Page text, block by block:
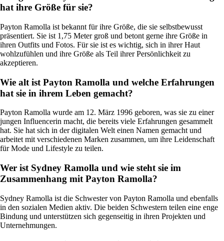
hat ihre Größe für sie?
Payton Ramolla ist bekannt für ihre Größe, die sie selbstbewusst
präsentiert. Sie ist 1,75 Meter groß und betont gerne ihre Größe in
ihren Outfits und Fotos. Für sie ist es wichtig, sich in ihrer Haut
wohlzufühlen und ihre Größe als Teil ihrer Persönlichkeit zu
akzeptieren.
Wie alt ist Payton Ramolla und welche Erfahrungen
hat sie in ihrem Leben gemacht?
Payton Ramolla wurde am 12. März 1996 geboren, was sie zu einer
jungen Influencerin macht, die bereits viele Erfahrungen gesammelt
hat. Sie hat sich in der digitalen Welt einen Namen gemacht und
arbeitet mit verschiedenen Marken zusammen, um ihre Leidenschaft
für Mode und Lifestyle zu teilen.
Wer ist Sydney Ramolla und wie steht sie im
Zusammenhang mit Payton Ramolla?
Sydney Ramolla ist die Schwester von Payton Ramolla und ebenfalls
in den sozialen Medien aktiv. Die beiden Schwestern teilen eine enge
Bindung und unterstützen sich gegenseitig in ihren Projekten und
Unternehmungen.